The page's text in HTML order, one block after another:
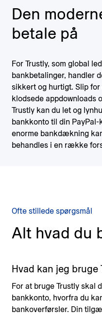
Den
betale på
For Trustly, som global
bankbetalinger, handler
sikkert og hurtigt. Slip
klodsede appdownloads
Trustly kan du let og
bankkonto til din
enorme bankdækning
behandles i en række
Ofte stillede spørgsmål
Alt hvad du
Hvad kan jeg bruge
For at bruge Trustly skal
bankkonto, hvorfra du
bankoverførsler. Din